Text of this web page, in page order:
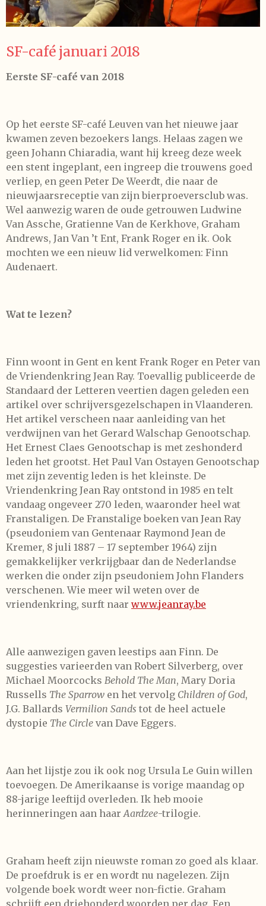
SF-café januari 2018
Eerste SF-café van 2018
Op het eerste SF-café Leuven van het nieuwe jaar
kwamen zeven bezoekers langs. Helaas zagen we
geen Johann Chiaradia, want hij kreeg deze week
een stent ingeplant, een ingreep die trouwens goed
verliep, en geen Peter De Weerdt, die naar de
nieuwjaarsreceptie van zijn bierproeversclub was.
Wel aanwezig waren de oude getrouwen Ludwine
Van Assche, Gratienne Van de Kerkhove, Graham
Andrews, Jan Van ’t Ent, Frank Roger en ik. Ook
mochten we een nieuw lid verwelkomen: Finn
Audenaert.
Wat te lezen?
Finn woont in Gent en kent Frank Roger en Peter van
de Vriendenkring Jean Ray. Toevallig publiceerde de
Standaard der Letteren veertien dagen geleden een
artikel over schrijversgezelschapen in Vlaanderen.
Het artikel verscheen naar aanleiding van het
verdwijnen van het Gerard Walschap Genootschap.
Het Ernest Claes Genootschap is met zeshonderd
leden het grootst. Het Paul Van Ostayen Genootschap
met zijn zeventig leden is het kleinste. De
Vriendenkring Jean Ray ontstond in 1985 en telt
vandaag ongeveer 270 leden, waaronder heel wat
Franstaligen. De Franstalige boeken van Jean Ray
(pseudoniem van Gentenaar Raymond Jean de
Kremer, 8 juli 1887 – 17 september 1964) zijn
gemakkelijker verkrijgbaar dan de Nederlandse
werken die onder zijn pseudoniem John Flanders
verschenen. Wie meer wil weten over de
vriendenkring, surft naar www.jeanray.be
Alle aanwezigen gaven leestips aan Finn. De
suggesties varieerden van Robert Silverberg, over
Michael Moorcocks Behold The Man, Mary Doria
Russells The Sparrow en het vervolg Children of God,
J.G. Ballards Vermilion Sands tot de heel actuele
dystopie The Circle van Dave Eggers.
Aan het lijstje zou ik ook nog Ursula Le Guin willen
toevoegen. De Amerikaanse is vorige maandag op
88-jarige leeftijd overleden. Ik heb mooie
herinneringen aan haarAardzee-trilogie.
Graham heeft zijn nieuwste roman zo goed als klaar.
De proefdruk is er en wordt nu nagelezen. Zijn
volgende boek wordt weer non-fictie. Graham
schrijft een driehonderd woorden per dag. Een